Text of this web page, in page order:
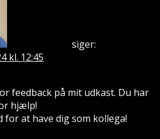
siger:
kl. 12:45
feedback på mit udkast. Du har
hjælp!
for at have dig som kollega!